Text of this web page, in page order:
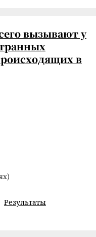
вызывают у
в
Результаты